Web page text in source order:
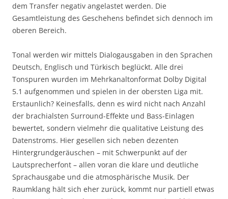
dem Transfer negativ angelastet werden. Die
Gesamtleistung des Geschehens befindet sich dennoch im
oberen Bereich.
Tonal werden wir mittels Dialogausgaben in den Sprachen
Deutsch, Englisch und Türkisch beglückt. Alle drei
Tonspuren wurden im Mehrkanaltonformat Dolby Digital
5.1 aufgenommen und spielen in der obersten Liga mit.
Erstaunlich? Keinesfalls, denn es wird nicht nach Anzahl
der brachialsten Surround-Effekte und Bass-Einlagen
bewertet, sondern vielmehr die qualitative Leistung des
Datenstroms. Hier gesellen sich neben dezenten
Hintergrundgeräuschen – mit Schwerpunkt auf der
Lautsprecherfont – allen voran die klare und deutliche
Sprachausgabe und die atmosphärische Musik. Der
Raumklang hält sich eher zurück, kommt nur partiell etwas